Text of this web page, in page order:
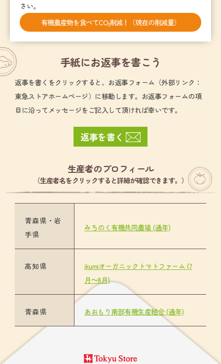
さい。
有機農産物を食べてCO2削減！（現在の削減量）
手紙にお返事を書こう
返事を書くをクリックすると、お返事フォーム（外部リンク：
東急ストアホームページ）に移動します。お返事フォームの項
目に沿ってメッセージをご記入して頂ければ幸いです。
返事を書く
生産者のプロフィール
（生産者名をクリックすると詳細が確認できます。）
青森県・岩
手県
みちのく有機共同農場 (通年)
高知県
ikumiオーガニックトマトファーム (7
月～8月)
青森県 あおもり南部有機生産組合 (通年)